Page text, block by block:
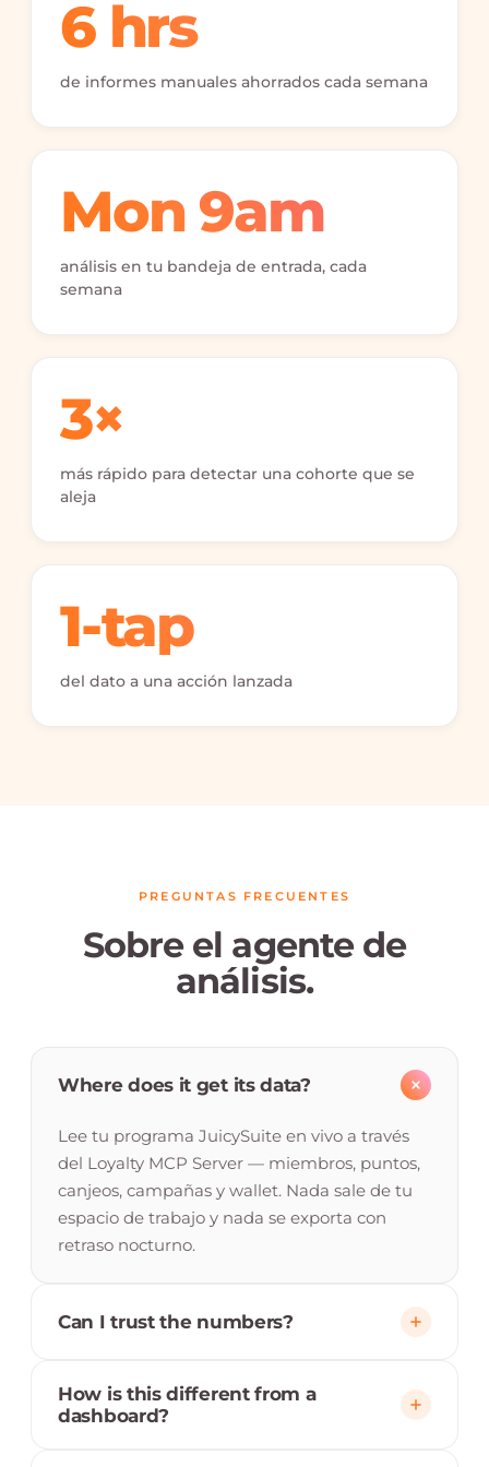
6 hrs
de informes manuales ahorrados cada semana
Mon 9am
análisis en tu bandeja de entrada, cada
semana
3×
más rápido para detectar una cohorte que se
aleja
1-tap
del dato a una acción lanzada
PREGUNTAS FRECUENTES
Sobre el agente de
análisis.
Where does it get its data?
Lee tu programa JuicySuite en vivo a través
del Loyalty MCP Server — miembros, puntos,
canjeos, campañas y wallet. Nada sale de tu
espacio de trabajo y nada se exporta con
retraso nocturno.
Can I trust the numbers?
la consulta exacta que los genera, para que
puedas verificar cualquier afirmación. El
How is this different from a
dashboard?